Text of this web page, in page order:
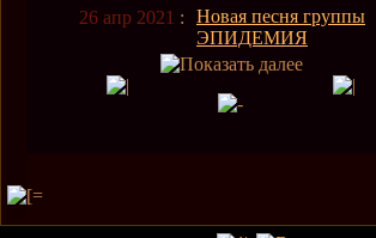
26 апр 2021 :
Новая песня группы
ЭПИДЕМИЯ